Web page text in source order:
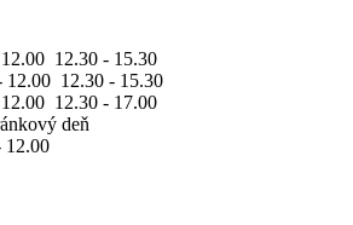
12.30 - 15.30
12.30 - 15.30
12.30 - 17.00
deň